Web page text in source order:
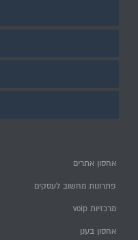
אחסון אתרים
פתרונות מחשוב לעסקים
מרכזיות voip
אחסון בענן